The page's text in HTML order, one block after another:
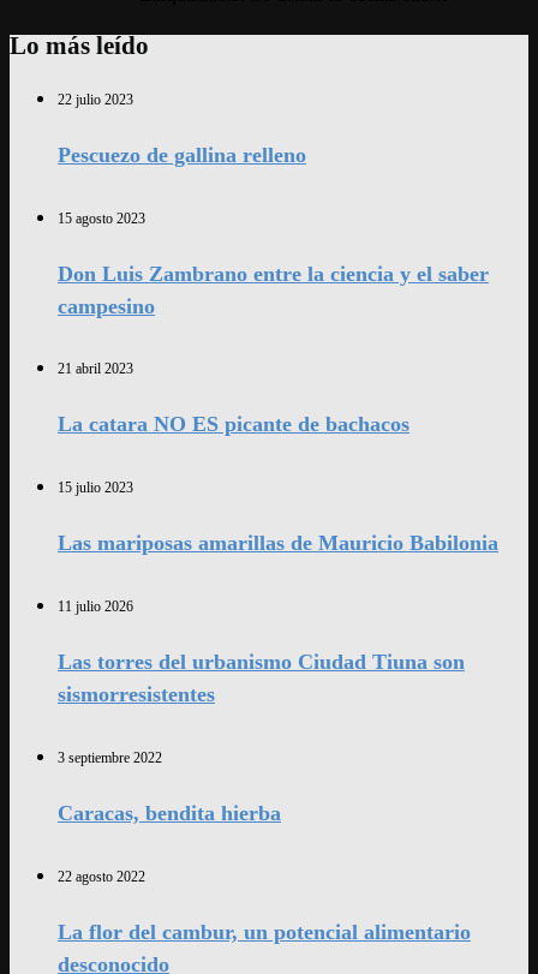
Lo más leído
22 julio 2023
Pescuezo de gallina relleno
15 agosto 2023
Don Luis Zambrano entre la ciencia y el saber
campesino
21 abril 2023
La catara NO ES picante de bachacos
15 julio 2023
Las mariposas amarillas de Mauricio Babilonia
11 julio 2026
Las torres del urbanismo Ciudad Tiuna son
sismorresistentes
3 septiembre 2022
Caracas, bendita hierba
22 agosto 2022
La flor del cambur, un potencial alimentario
desconocido